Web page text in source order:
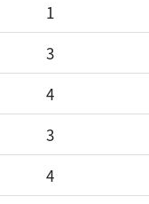
1
3
4
3
4